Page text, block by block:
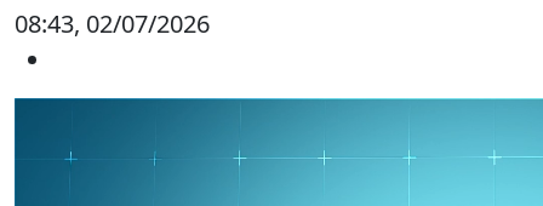
08:43, 02/07/2026